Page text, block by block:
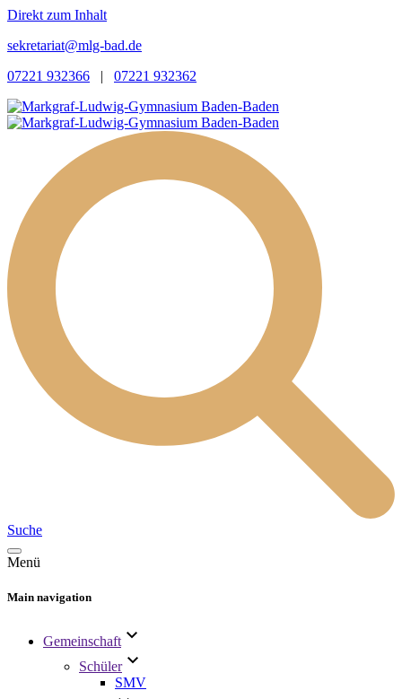
Direkt zum Inhalt
sekretariat@mlg-bad.de
07221 932366 | 07221 932362
Suche
Menü
Main navigation
Gemeinschaft
Schüler
SMV